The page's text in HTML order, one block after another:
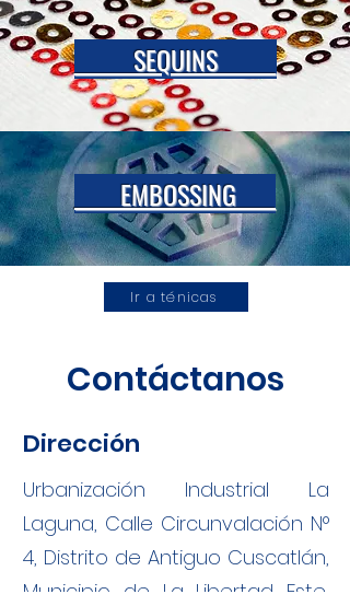
SEQUINS
EMBOSSING
Ir a ténicas
Contáctanos
Dirección
Urbanización Industrial La
Laguna, Calle Circunvalación N°
4, Distrito de Antiguo Cuscatlán,
Municipio de La Libertad Este,